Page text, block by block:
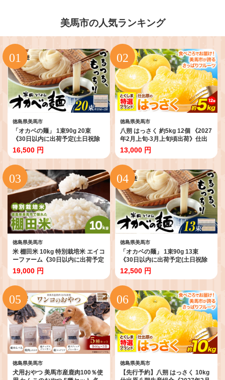
美馬市の人気ランキング
徳島県美馬市
「オカベの麺」 1束90g 20束
《30日以内に出荷予定(土日祝除
く)》素麺 そうめん オカベの麺 素
麺 のし ギフト お歳暮 徳島県 美馬
市
16,500 円
徳島県美馬市
八朔 はっさく 約5kg 12個 《2027
年2月上旬‐3月上旬頃出荷》仕出
原八朔生産組合 果物 くだもの フ
ルーツ 特選 ゼリー ジュース ピー
ル 徳島県 美馬市 st-p
13,000 円
徳島県美馬市
米 棚田米 10kg 特別栽培米 エイコ
ーファーム《30日以内に出荷予定
(土日祝除く)》特別栽培米 10㎏ 米
10㎏ 精米 白米 コメ 10㎏ 米 棚田
米 10㎏ 徳島県 美馬市
19,000 円
徳島県美馬市
「オカベの麺」 1束90g 13束
《30日以内に出荷予定(土日祝除
く)》素麺 そうめん オカベの麺 素
麺 のし ギフト お歳暮 徳島県 美馬
市
12,500 円
徳島県美馬市
犬用おやつ 美馬市産鹿肉100％使
徳島県美馬市
【先行予約】八朔 はっさく 10kg